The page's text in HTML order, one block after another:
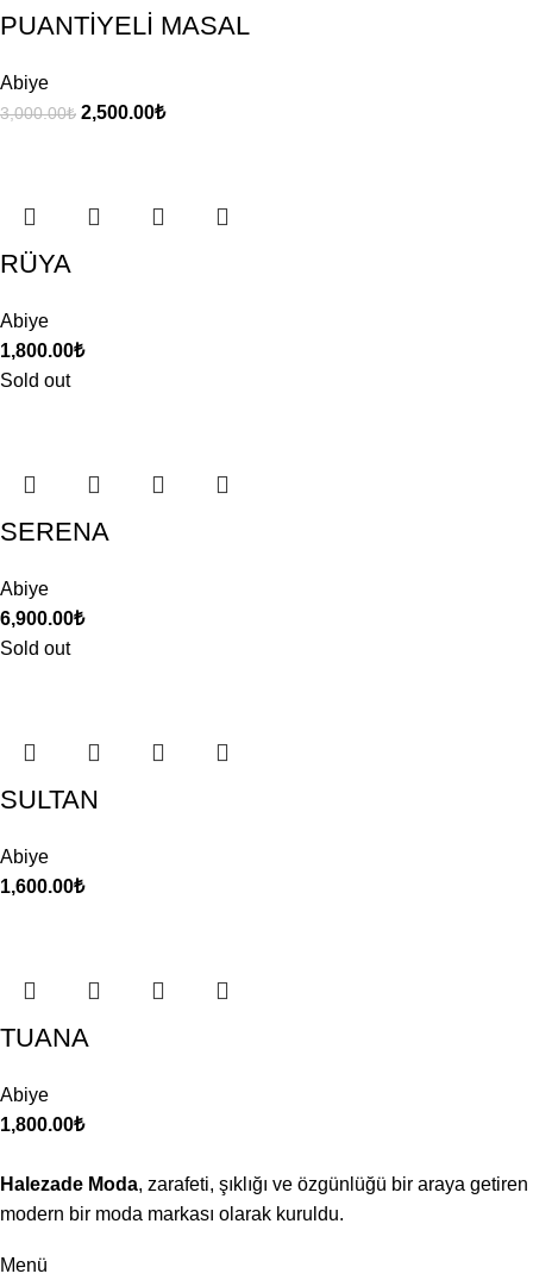
PUANTİYELİ MASAL
Abiye
3,000.00₺ 2,500.00₺
RÜYA
Abiye
1,800.00₺
Sold out
SERENA
Abiye
6,900.00₺
Sold out
SULTAN
Abiye
1,600.00₺
TUANA
Abiye
1,800.00₺
Halezade Moda, zarafeti, şıklığı ve özgünlüğü bir araya getiren
modern bir moda markası olarak kuruldu.
Menü